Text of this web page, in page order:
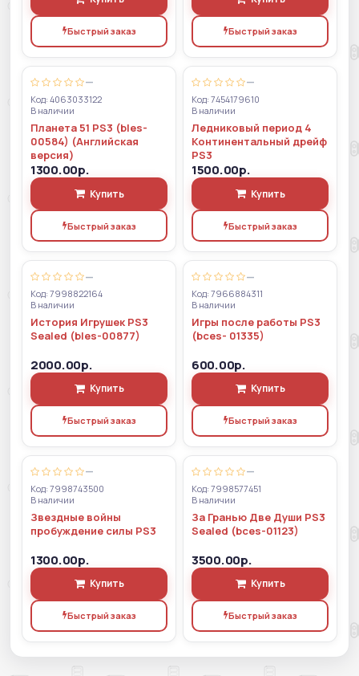
Быстрый заказ Быстрый заказ
—
Код: 4063033122
В наличии
Планета 51 PS3 (bles-
00584) (Английская
версия)
1300.00р.
Купить
Быстрый заказ
—
Код: 7454179610
В наличии
Ледниковый период 4
Континентальный дрейф
PS3
1500.00р.
Купить
Быстрый заказ
—
Код: 7998822164
В наличии
История Игрушек PS3
Sealed (bles-00877)
2000.00р.
Купить
Быстрый заказ
—
Код: 7966884311
В наличии
Игры после работы PS3
(bces- 01335)
600.00р.
Купить
Быстрый заказ
—
Код: 7998743500
В наличии
Звездные войны
пробуждение силы PS3
1300.00р.
Купить
Быстрый заказ
—
Код: 7998577451
В наличии
За Гранью Две Души PS3
Sealed (bces-01123)
3500.00р.
Купить
Быстрый заказ